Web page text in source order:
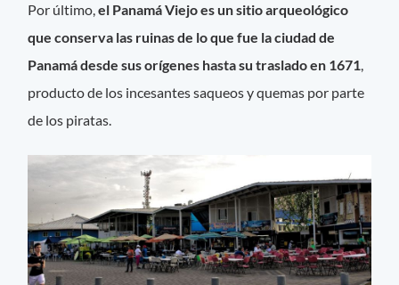
Por último,el Panamá Viejo es un sitio arqueológico
que conserva las ruinas de lo que fue la ciudad de
Panamá desde sus orígenes hasta su traslado en 1671,
producto de los incesantes saqueos y quemas por parte
de los piratas.